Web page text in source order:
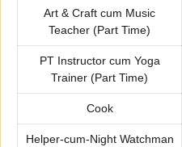
Art & Craft cum Music
Teacher (Part Time)
PT Instructor cum Yoga
Trainer (Part Time)
Cook
Helper-cum-Night Watchman